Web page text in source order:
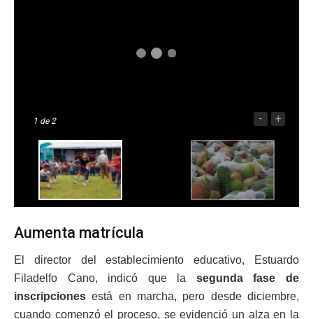
1 de 2 - +
Aumenta matrícula
El director del establecimiento educativo, Estuardo
Filadelfo Cano, indicó que la segunda fase de
inscripciones está en marcha, pero desde diciembre,
cuando comenzó el proceso, se evidenció un alza en la